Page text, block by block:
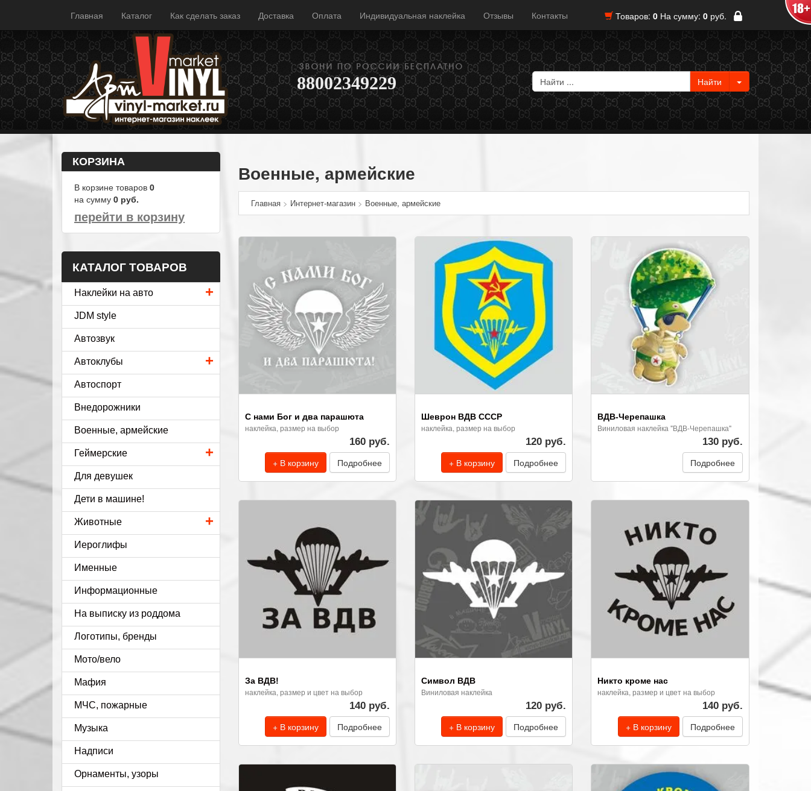
Товаров: 0 На сумму: 0 руб.
Главная Каталог Как сделать заказ Доставка Оплата Индивидуальная наклейка Отзывы Контакты
88002349229
Военные, армейские
Главная> Интернет-магазин> Военные, армейские
С нами Бог и два парашюта
наклейка, размер на выбор
160 руб.
+ В корзину Подробнее
Шеврон ВДВ СССР
наклейка, размер на выбор
120 руб.
+ В корзину Подробнее
ВДВ-Черепашка
Виниловая наклейка "ВДВ-Черепашка"
130 руб.
Подробнее
За ВДВ!
наклейка, размер и цвет на выбор
140 руб.
+ В корзину Подробнее
Символ ВДВ
Виниловая наклейка
120 руб.
+ В корзину Подробнее
Никто кроме нас
наклейка, размер и цвет на выбор
140 руб.
+ В корзину Подробнее
КОРЗИНА
В корзине товаров 0
на сумму 0 руб.
перейти в корзину
КАТАЛОГ ТОВАРОВ
+
Наклейки на авто
JDM style
Автозвук
+
Автоклубы
Автоспорт
Внедорожники
Военные, армейские
+
Геймерские
Для девушек
Дети в машине!
+
Животные
Иероглифы
Именные
Информационные
На выписку из роддома
Логотипы, бренды
Мото/вело
Мафия
МЧС, пожарные
Музыка
Надписи
Орнаменты, узоры